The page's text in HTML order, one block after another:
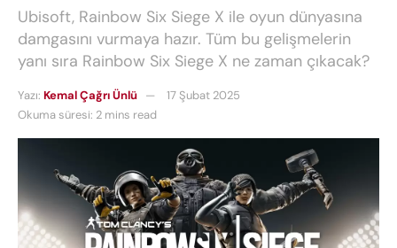
Ubisoft, Rainbow Six Siege X ile oyun dünyasına
damgasını vurmaya hazır. Tüm bu gelişmelerin
yanı sıra Rainbow Six Siege X ne zaman çıkacak?
Yazı: Kemal Çağrı Ünlü
17 Şubat 2025
Okuma süresi: 2 mins read